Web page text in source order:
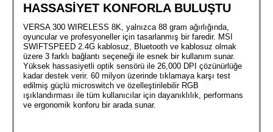
HASSASİYET KONFORLA BULUŞTU
VERSA 300 WIRELESS 8K, yalnızca 88 gram ağırlığında,
oyuncular ve profesyoneller için tasarlanmış bir faredir. MSI
SWIFTSPEED 2.4G kablosuz, Bluetooth ve kablosuz olmak
üzere 3 farklı bağlantı seçeneği ile esnek bir kullanım sunar.
Yüksek hassasiyetli optik sensörü ile 26,000 DPI çözünürlüğe
kadar destek verir. 60 milyon üzerinde tıklamaya karşı test
edilmiş güçlü microswitch ve özelleştirilebilir RGB
ışıklandırması ile tüm kullanıcılar için dayanıklılık, performans
ve ergonomik konforu bir arada sunar.